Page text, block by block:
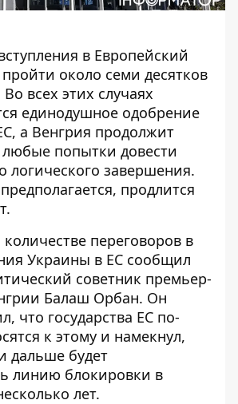
в Европейский
около семи десятков
всех этих случаях
единодушное одобрение
а Венгрия продолжит
попытки довести
логического завершения.
продлится
переговоров в
Украины в ЕС сообщил
советник премьер-
Балаш Орбан. Он
что государства ЕС по-
к этому и намекнул,
дальше будет
линию блокировки в
лет.